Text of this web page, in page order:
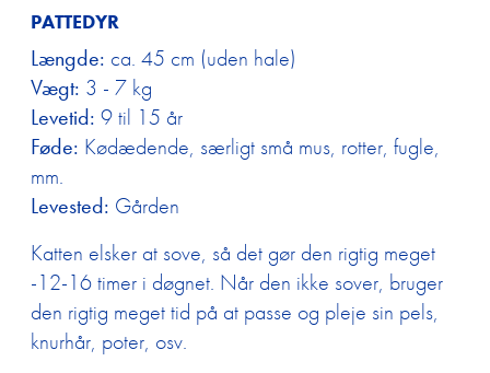
PATTEDYR
Længde: ca. 45 cm (uden hale)
Vægt: 3 - 7 kg
Levetid: 9 til 15 år
Føde: Kødædende, særligt små mus, rotter, fugle,
mm.
Levested: Gården
Katten elsker at sove, så det gør den rigtig meget
-12-16 timer i døgnet. Når den ikke sover, bruger
den rigtig meget tid på at passe og pleje sin pels,
knurhår, poter, osv.